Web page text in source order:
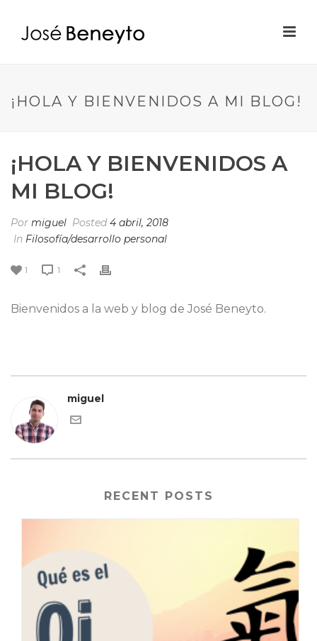
¡HOLA Y BIENVENIDOS A MI BLOG!
¡HOLA Y BIENVENIDOS A
MI BLOG!
Por miguel Posted4 abril, 2018
In Filosofía/desarrollo personal
1 1
Bienvenidos a la web y blog de José Beneyto.
miguel
RECENT POSTS